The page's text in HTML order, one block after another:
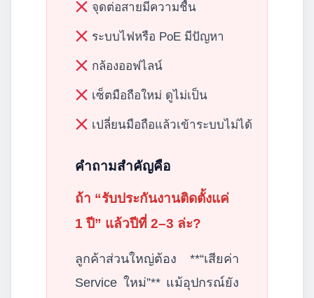
จุดต่อสายมีความชื้น
ระบบไฟหรือ PoE มีปัญหา
กล้องออฟไลน์
เซ็ตมือถือใหม่ ดูไม่เป็น
เปลี่ยนมือถือแล้วเข้าระบบไม่ได้
คำถามสำคัญคือ
ถ้า “รับประกันงานติดตั้งแค่
1 ปี” แล้วปีที่ 2–3 ล่ะ?
ลูกค้าส่วนใหญ่ต้อง **“เสียค่า
Service ใหม่”** แม้อุปกรณ์ยัง